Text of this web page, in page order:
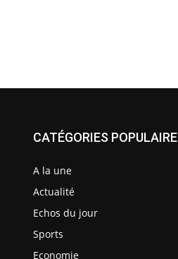
CATÉGORIES POPULAIRE
A la une
Actualité
Echos du jour
Sports
Economie